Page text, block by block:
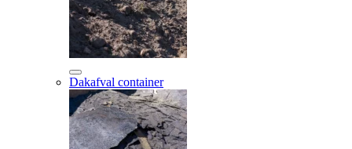
Dakafval container